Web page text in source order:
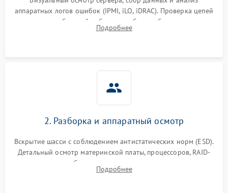
аппаратных логов ошибок (IPMI, iLO, iDRAC). Проверка цепей
питания и базовой работоспособности без вскрытия
корпуса для быстрой локализации сбоя.
Подробнее
2. Разборка и аппаратный осмотр
Вскрытие шасси с соблюдением антистатических норм (ESD).
Детальный осмотр материнской платы, процессоров, RAID-
контроллеров и блоков питания на наличие термических
повреждений, прогаров или окислений.
Подробнее